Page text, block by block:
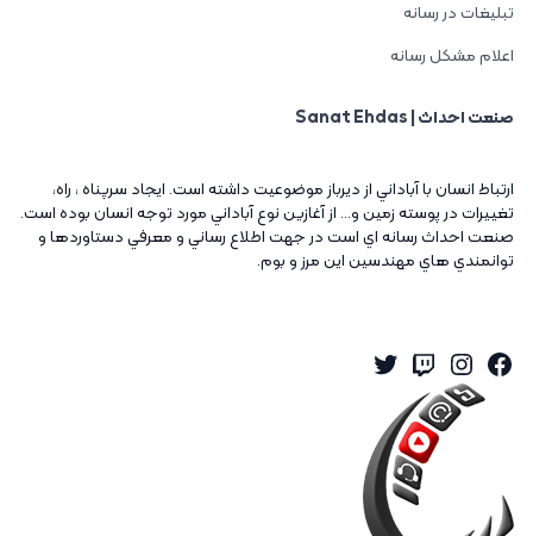
تبلیغات در رسانه
اعلام مشکل رسانه
صنعت احداث | Sanat Ehdas
ارتباط انسان با آباداني از ديرباز موضوعيت داشته است. ايجاد سرپناه ، راه،
تغييرات در پوسته زمين و... از آغازين نوع آباداني مورد توجه انسان بوده است.
صنعت احداث رسانه اي است در جهت اطلاع رساني و معرفي دستاوردها و
توانمندي هاي مهندسين اين مرز و بوم.
Facebook
Instagram
Twitch
Twitter